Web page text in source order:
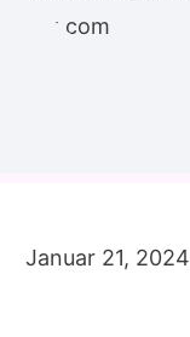
Januar 21, 2024